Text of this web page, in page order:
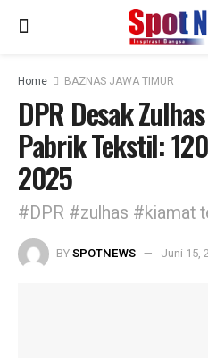
Home BAZNAS JAWA TIMUR
DPR Desak
Pabrik Tekstil:
2025
#DPR #zulhas #kiamat
BYSPOTNEWS Juni 15,